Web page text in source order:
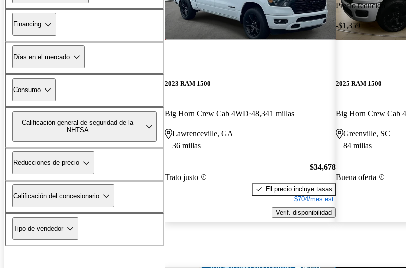
Financing
Días en el mercado
Consumo
Calificación general de seguridad de la
NHTSA
Reducciones de precio
Calificación del concesionario
Tipo de vendedor
2023 RAM 1500
Big Horn Crew Cab 4WD 48,341 millas
Lawrenceville, GA
36 millas
Trato justo
$34,678
El precio incluye tasas
$704/mes est.
Verif. disponibilidad
Precio reducido
-$1,359
2025 RAM 1500
Big Horn Crew Cab
Greenville, SC
84 millas
Buena oferta